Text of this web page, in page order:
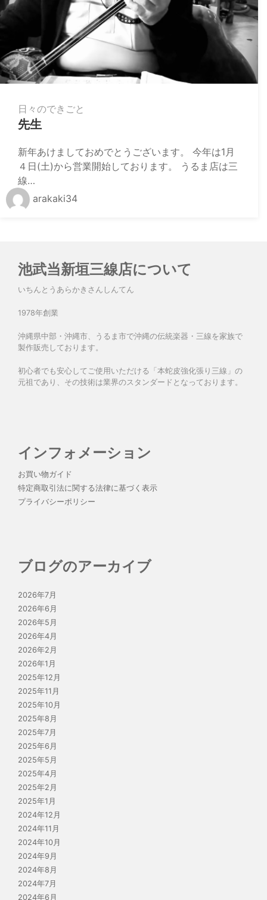
日々のできごと
先生
新年あけましておめでとうございます。 今年は1月
４日(土)から営業開始しております。 うるま店は三
線…
arakaki34
池武当新垣三線店について
いちんとうあらかきさんしんてん
1978年創業
沖縄県中部・沖縄市、うるま市で沖縄の伝統楽器・三線を家族で
製作販売しております。
初心者でも安心してご使用いただける「本蛇皮強化張り三線」の
元祖であり、その技術は業界のスタンダードとなっております。
インフォメーション
お買い物ガイド
特定商取引法に関する法律に基づく表示
プライバシーポリシー
ブログのアーカイブ
2026年7月
2026年6月
2026年5月
2026年4月
2026年2月
2026年1月
2025年12月
2025年11月
2025年10月
2025年8月
2025年7月
2025年6月
2025年5月
2025年4月
2025年2月
2025年1月
2024年12月
2024年11月
2024年10月
2024年9月
2024年8月
2024年7月
2024年6月